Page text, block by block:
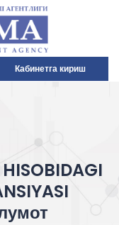
Кабинетга кириш